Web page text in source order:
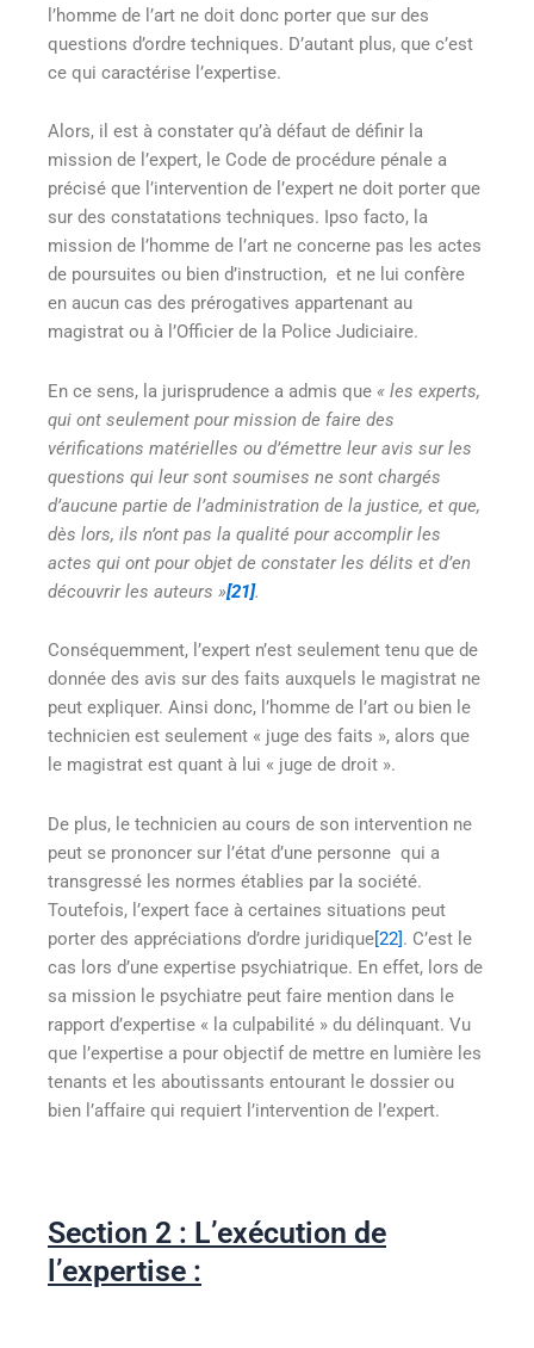
l’homme de l’art ne doit donc porter que sur des
questions d’ordre techniques. D’autant plus, que c’est
ce qui caractérise l’expertise.
Alors, il est à constater qu’à défaut de définir la
mission de l’expert, le Code de procédure pénale a
précisé que l’intervention de l’expert ne doit porter que
sur des constatations techniques. Ipso facto, la
mission de l’homme de l’art ne concerne pas les actes
de poursuites ou bien d’instruction, et ne lui confère
en aucun cas des prérogatives appartenant au
magistrat ou à l’Officier de la Police Judiciaire.
En ce sens, la jurisprudence a admis que « les experts,
qui ont seulement pour mission de faire des
vérifications matérielles ou d’émettre leur avis sur les
questions qui leur sont soumises ne sont chargés
d’aucune partie de l’administration de la justice, et que,
dès lors, ils n’ont pas la qualité pour accomplir les
actes qui ont pour objet de constater les délits et d’en
découvrir les auteurs »[21].
Conséquemment, l’expert n’est seulement tenu que de
donnée des avis sur des faits auxquels le magistrat ne
peut expliquer. Ainsi donc, l’homme de l’art ou bien le
technicien est seulement « juge des faits », alors que
le magistrat est quant à lui « juge de droit ».
De plus, le technicien au cours de son intervention ne
peut se prononcer sur l’état d’une personne qui a
transgressé les normes établies par la société.
Toutefois, l’expert face à certaines situations peut
porter des appréciations d’ordre juridique[22]. C’est le
cas lors d’une expertise psychiatrique. En effet, lors de
sa mission le psychiatre peut faire mention dans le
rapport d’expertise « la culpabilité » du délinquant. Vu
que l’expertise a pour objectif de mettre en lumière les
tenants et les aboutissants entourant le dossier ou
bien l’affaire qui requiert l’intervention de l’expert.
Section 2 : L’exécution de
l’expertise :